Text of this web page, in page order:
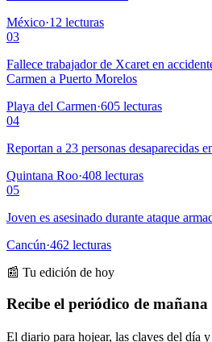
México·12 lecturas
03
Fallece trabajador de Xcaret en
Carmen a Puerto Morelos
Playa del Carmen·605 lecturas
04
Reportan a 23 personas desaparecidas
Quintana Roo·408 lecturas
05
Joven es asesinado durante ataque
Cancún·462 lecturas
📰 Tu edición de hoy
Recibe el periódico de
El diario para hojear, las claves del día